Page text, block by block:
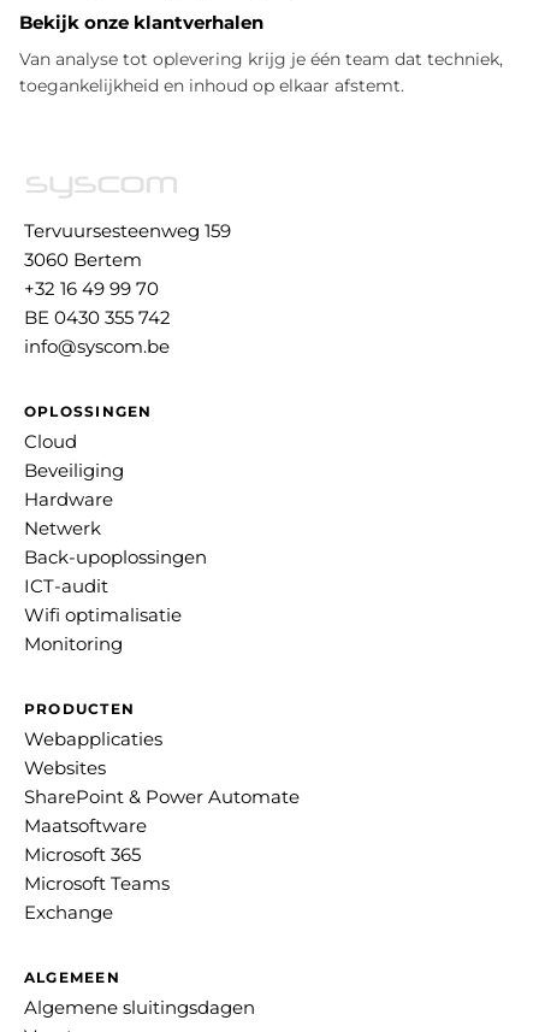
Bekijk onze klantverhalen
Van analyse tot oplevering krijg je één team dat techniek,
toegankelijkheid en inhoud op elkaar afstemt.
Tervuursesteenweg 159
3060 Bertem
+32 16 49 99 70
BE 0430 355 742
info@syscom.be
OPLOSSINGEN
Cloud
Beveiliging
Hardware
Netwerk
Back-upoplossingen
ICT-audit
Wifi optimalisatie
Monitoring
PRODUCTEN
Webapplicaties
Websites
SharePoint & Power Automate
Maatsoftware
Microsoft 365
Microsoft Teams
Exchange
ALGEMEEN
Algemene sluitingsdagen